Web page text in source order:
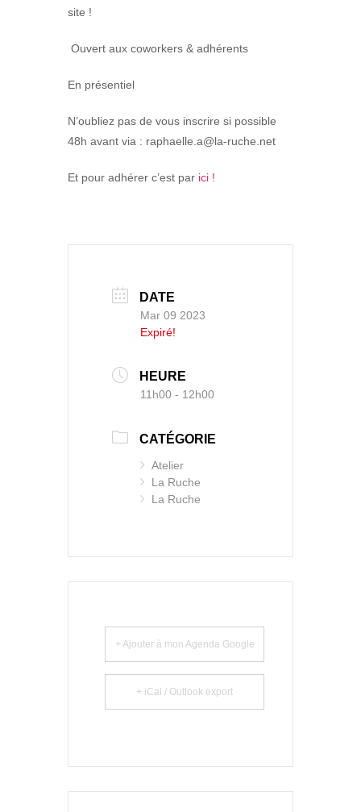
site !
Ouvert aux coworkers & adhérents
En présentiel
N’oubliez pas de vous inscrire si possible
48h avant via : raphaelle.a@la-ruche.net
Et pour adhérer c’est par ici !
DATE
Mar 09 2023
Expiré!
HEURE
11h00 - 12h00
CATÉGORIE
Atelier
La Ruche
La Ruche
+ Ajouter à mon Agenda Google
+ iCal / Outlook export